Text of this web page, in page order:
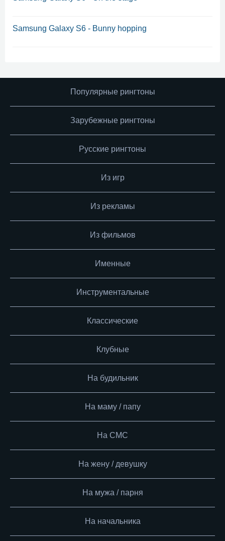
Samsung Galaxy S6 - Bunny hopping
Популярные рингтоны
Зарубежные рингтоны
Русские рингтоны
Из игр
Из рекламы
Из фильмов
Именные
Инструментальные
Классические
Клубные
На будильник
На маму / папу
На СМС
На жену / девушку
На мужа / парня
На начальника